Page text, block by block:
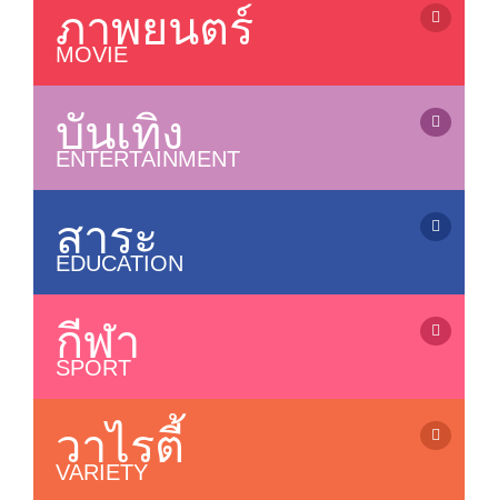
ซีรี่ย์จีน (เสียงไทย) / Chinese Series
ละครไทย (อวสาน) / Thai Dramas (ended)
ละครไทย (ออนแอร์) / Thai Dramas (On air)
ซีรี่ส์วาย / Boys Love Series
ซีรี่ย์ฝรั่ง / US Series
ซีรี่ย์เกาหลี (ซับไทย) / Korean Series (sub thai)
ซีรี่ย์อินเดีย / Indian Series
ซีรี่ย์ฟิลิปปินส์ / Filipino Series
ซิทคอม / Sitcom
ข่าวบันเทิง / Entertainment News
ภาพยนตร์
MOVIE
ภาพยนตร์ไทย / Thai Movies
ภาพยนตร์แอนนิเมชั่น / Animation
หนังไทยใหม่ / New Thai Movies
ภาพยนตร์เกาหลี / Korean Movies
หนังดังช่อง 3, 7, 9, One
ภาพยนตร์อินเดีย / Indian Movies
ภาพยนตร์ญี่ปุ่น / Japanese Movies
ภาพยนตร์ฝรั่ง / Movies
แกะกล่องหนังไทย / Old Thai Movies
ภาพยนตร์ฝรั่งใหม่
บันเทิง
ENTERTAINMENT
การ์ตูน / Cartoons
เกมส์โชว์ / Game Shows
รายการเพลง&คอนเสิร์ต / Music&Concert
รายการตลกขำขัน / Comedy Shows
สาระ
EDUCATION
รายการสารคดี / Documentary
บ้านและเทคโนโลยี / Home & Technology
รายการสุขภาพ / Health Variety
รายการธรรมะ / Dhamma
รายการเด็ก / Kids Programs
รายการส่งเสริมความรู้ / Knowledge
กีฬา
SPORT
รายการกีฬา / Sports
โอลิมปิก 2024 / Olympic 2024
Riyadh World Combat Games
บอลทีมชาติไทย / Thailand Team
วาไรตี้
VARIETY